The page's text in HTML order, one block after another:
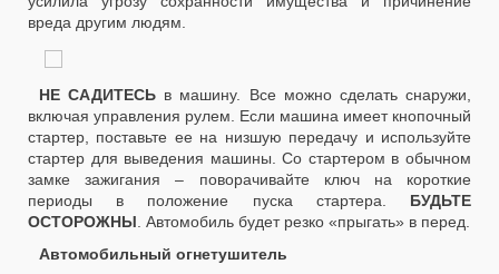
вреда другим людям.
НЕ САДИТЕСЬ в машину. Все можно сделать снаружи,
включая управления рулем. Если машина имеет кнопочный
стартер, поставьте ее на низшую передачу и используйте
стартер для выведения машины. Со стартером в обычном
замке зажигания – поворачивайте ключ на короткие
периоды в положение пуска стартера. БУДЬТЕ
ОСТОРОЖНЫ . Автомобиль будет резко «прыгать» в перед.
Автомобильный огнетушитель